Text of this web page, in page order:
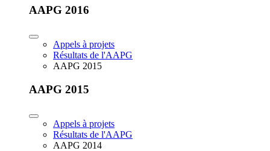
AAPG 2016
Appels à projets
Résultats de l'AAPG
AAPG 2015
AAPG 2015
Appels à projets
Résultats de l'AAPG
AAPG 2014